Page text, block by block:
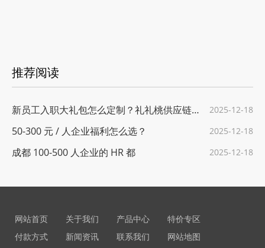
推荐阅读
新员工入职大礼包怎么定制？礼礼桃供应链给 2025-12-18
50-300 元 / 人企业福利怎么选？ 2025-12-18
成都 100-500 人企业的 HR 都 2025-12-18
网站首页 关于我们 产品中心
特价专区
付款方式
新闻资讯 联系我们 网站地图